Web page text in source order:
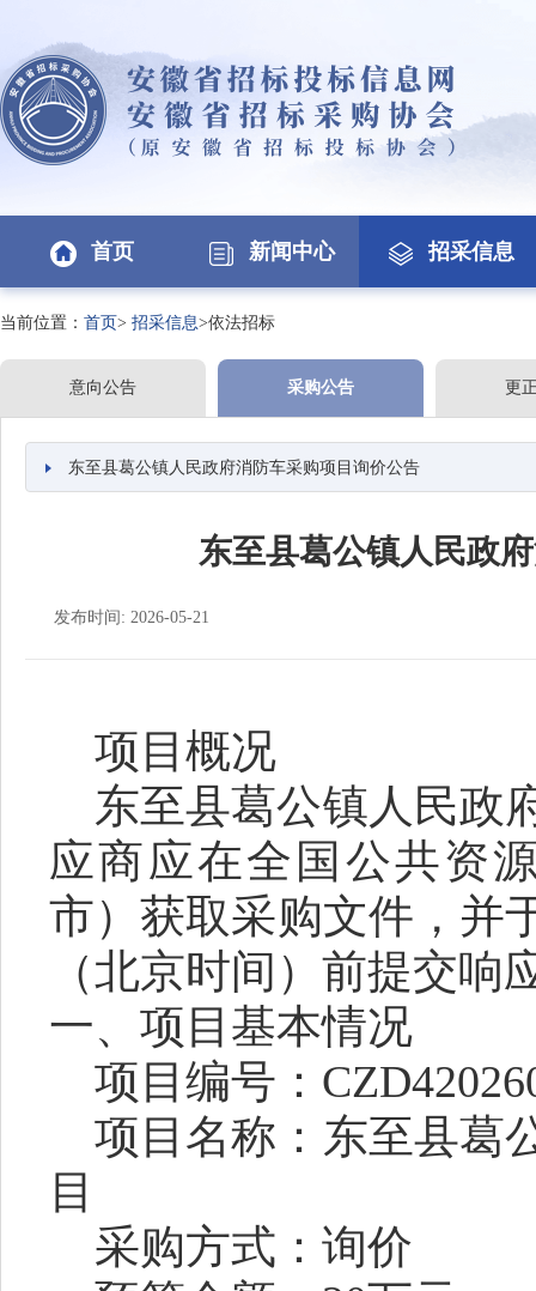
首页 新闻中心 招采信息
当前位置： 首页> 招采信息>依法招标
意向公告 采购公告 更
东至县葛公镇人民政府消防车采购项目询价公告
东至县葛公镇人民政
发布时间: 2026-05-21
项目概况
东至县葛公镇人民政
应商应在全国公共资
市）获取采购文件，并
（北京时间）前提交响
一、项目基本情况
项目编号：
项目名称：东至县葛
目
采购方式：询价